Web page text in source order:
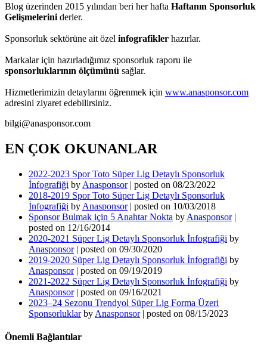
Blog üzerinden 2015 yılından beri her hafta Haftanın Sponsorluk
Gelişmelerini derler.
Sponsorluk sektörüne ait özel infografikler hazırlar.
Markalar için hazırladığımız sponsorluk raporu ile
sponsorluklarının ölçümünü sağlar.
Hizmetlerimizin detaylarını öğrenmek için www.anasponsor.com
adresini ziyaret edebilirsiniz.
bilgi@anasponsor.com
EN ÇOK OKUNANLAR
2022-2023 Spor Toto Süper Lig Detaylı Sponsorluk
İnfografiği by Anasponsor| posted on 08/23/2022
2018-2019 Spor Toto Süper Lig Detaylı Sponsorluk
İnfografiği by Anasponsor| posted on 10/03/2018
Sponsor Bulmak için 5 Anahtar Nokta by Anasponsor|
posted on 12/16/2014
2020-2021 Süper Lig Detaylı Sponsorluk İnfografiği by
Anasponsor| posted on 09/30/2020
2019-2020 Süper Lig Detaylı Sponsorluk İnfografiği by
Anasponsor| posted on 09/19/2019
2021-2022 Süper Lig Detaylı Sponsorluk İnfografiği by
Anasponsor| posted on 09/16/2021
2023–24 Sezonu Trendyol Süper Lig Forma Üzeri
Sponsorluklar by Anasponsor| posted on 08/15/2023
Önemli Bağlantılar